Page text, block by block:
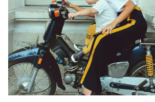
® Cấm sao chép dưới mọi hình thức nếu
thuận bằng văn bản. Ghi rõ nguồn VTV.vn
thông tin từ website này.